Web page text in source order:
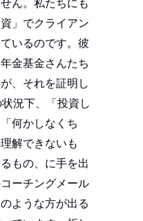
ん。私たちにも
」でクライアン
いるのです。彼
金基金さんたち
、それを証明し
況下、「投資し
何かしなくち
解できないも
もの、に手を出
ーチングメール
ような方が出る